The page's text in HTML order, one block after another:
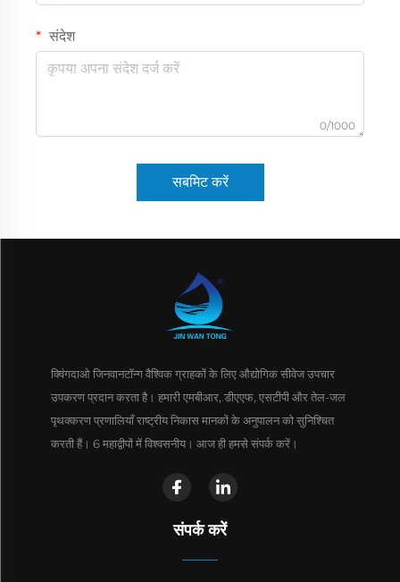
संदेश
0/1000
सबमिट करें
क्विंगदाओ जिनवानटॉन्ग वैश्विक ग्राहकों के लिए औद्योगिक सीवेज उपचार
उपकरण प्रदान करता है। हमारी एमबीआर, डीएएफ, एसटीपी और तेल-जल
पृथक्करण प्रणालियाँ राष्ट्रीय निकास मानकों के अनुपालन को सुनिश्चित
करती हैं। 6 महाद्वीपों में विश्वसनीय। आज ही हमसे संपर्क करें।
संपर्क करें